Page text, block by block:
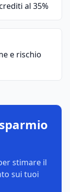
al 35%
e rischio
stimare il
sui tuoi